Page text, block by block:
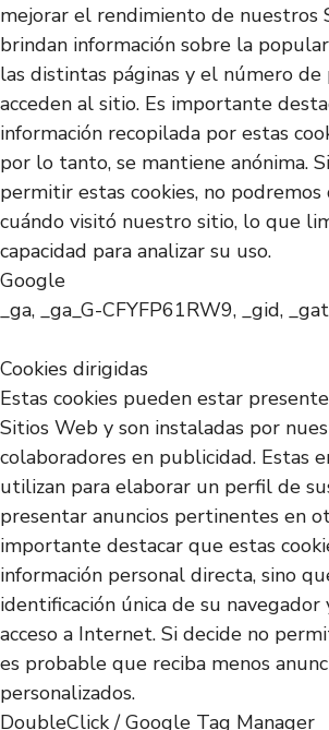
mejorar el rendimiento de nuestros
brindan información sobre la
las distintas páginas y el número de
acceden al sitio. Es importante
información recopilada por estas
por lo tanto, se mantiene anónima.
permitir estas cookies, no
cuándo visitó nuestro sitio, lo que
capacidad para analizar su uso.
Google
_ga, _ga_G-CFYFP61RW9, _gid, _gat
Cookies dirigidas
Estas cookies pueden estar
Sitios Web y son instaladas por
colaboradores en publicidad. Estas
utilizan para elaborar un perfil de
presentar anuncios pertinentes en
importante destacar que estas
información personal directa, sino
identificación única de su
acceso a Internet. Si decide no
es probable que reciba menos
personalizados.
DoubleClick / Google Tag Manager